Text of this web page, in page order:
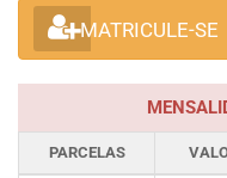
MATRICULE-SE
PARCELAS